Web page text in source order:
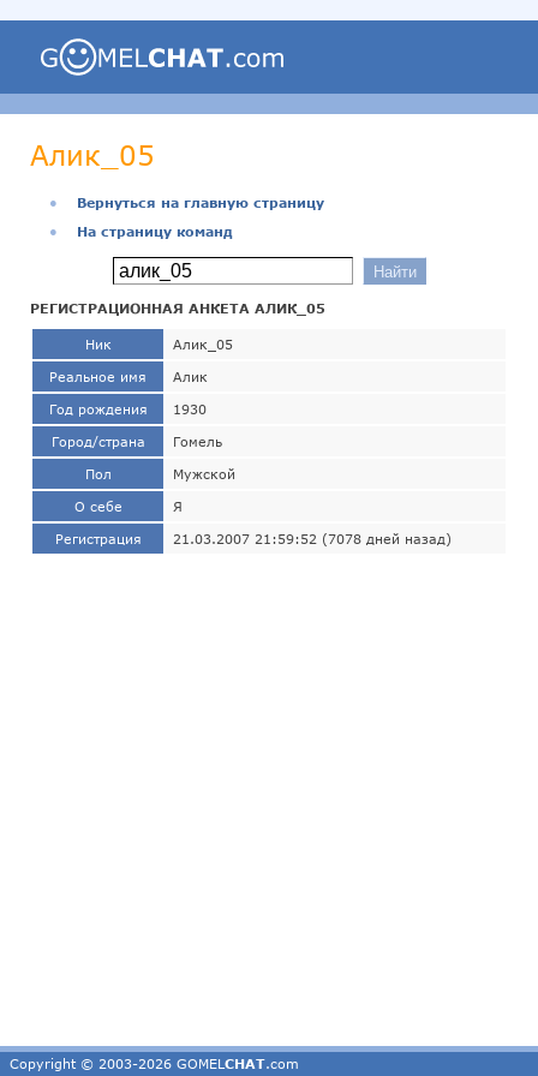
Алик_05
●
Вернуться на главную страницу
●
На страницу команд
РЕГИСТРАЦИОННАЯ АНКЕТА АЛИК_05
Ник Алик_05
Реальное имя Алик
Год рождения 1930
Город/страна Гомель
Пол Мужской
О себе Я
Регистрация 21.03.2007 21:59:52 (7078 дней назад)
Copyright © 2003-2026 GOMEL CHAT.com